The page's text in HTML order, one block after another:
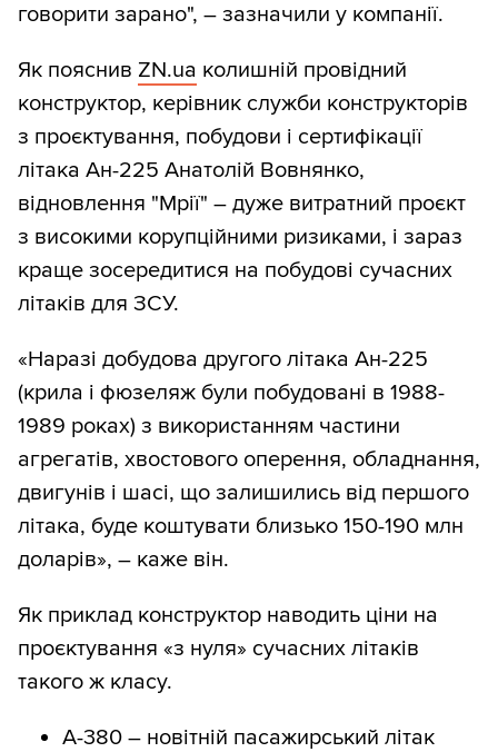
говорити зарано", – зазначили у компанії.
Як пояснив ZN.ua колишній провідний
конструктор, керівник служби конструкторів
з проєктування, побудови і сертифікації
літака Ан-225 Анатолій Вовнянко,
відновлення "Мрії" – дуже витратний проєкт
з високими корупційними ризиками, і зараз
краще зосередитися на побудові сучасних
літаків для ЗСУ.
«Наразі добудова другого літака Ан-225
(крила і фюзеляж були побудовані в 1988-
1989 роках) з використанням частини
агрегатів, хвостового оперення, обладнання,
двигунів і шасі, що залишились від першого
літака, буде коштувати близько 150-190 млн
доларів», – каже він.
Як приклад конструктор наводить ціни на
проєктування «з нуля» сучасних літаків
такого ж класу.
А-380 – новітній пасажирський літак